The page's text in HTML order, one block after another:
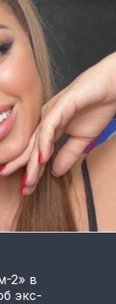
2» в
экс-